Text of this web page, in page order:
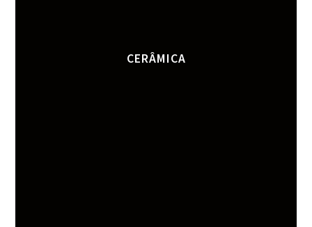
CERÂMICA